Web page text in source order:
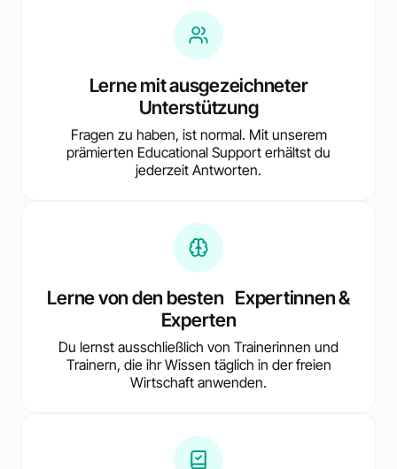
Lerne mit ausgezeichneter
Unterstützung
Fragen zu haben, ist normal. Mit unserem
prämierten Educational Support erhältst du
jederzeit Antworten.
Lerne von den besten Expertinnen &
Experten
Du lernst ausschließlich von Trainerinnen und
Trainern, die ihr Wissen täglich in der freien
Wirtschaft anwenden.